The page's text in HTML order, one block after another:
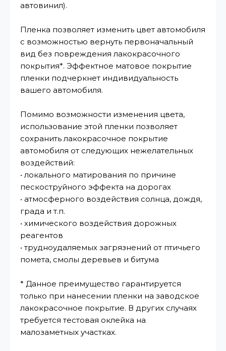
автовинил).
Пленка позволяет изменить цвет автомобиля
с возможностью вернуть первоначальный
вид без повреждения лакокрасочного
покрытия*. Эффектное матовое покрытие
пленки подчеркнет индивидуальность
вашего автомобиля.
Помимо возможности изменения цвета,
использование этой пленки позволяет
сохранить лакокрасочное покрытие
автомобиля от следующих нежелательных
воздействий:
• локального матирования по причине
пескоструйного эффекта на дорогах
• атмосферного воздействия солнца, дождя,
града и т.п.
• химического воздействия дорожных
реагентов
• трудноудаляемых загрязнений от птичьего
помета, смолы деревьев и битума
* Данное преимущество гарантируется
только при нанесении пленки на заводское
лакокрасочное покрытие. В других случаях
требуется тестовая оклейка на
малозаметных участках.